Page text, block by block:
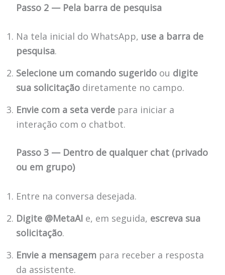
Passo 2 — Pela barra de pesquisa
Na tela inicial do WhatsApp, use a barra de
pesquisa.
Selecione um comando sugeridoou digite
sua solicitaçãodiretamente no campo.
Envie com a seta verdepara iniciar a
interação com o chatbot.
Passo 3 — Dentro de qualquer chat (privado
ou em grupo)
Entre na conversa desejada.
Digite @MetaAIe, em seguida, escreva sua
solicitação.
Envie a mensagempara receber a resposta
da assistente.